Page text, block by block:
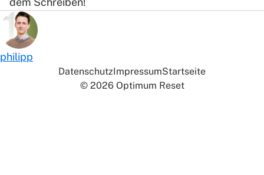
Posted by
philipp
DatenschutzImpressumStartseite
© 2026 Optimum Reset